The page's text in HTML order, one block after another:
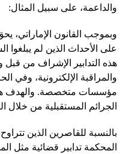
والداعمة، على سبيل المثال:
وبموجب القانون الإماراتي،
على الأحداث الذين لم يبلغوا
هذه التدابير الإشراف من قبل
والمراقبة الإلكترونية، وفي
مؤسسات متخصصة. والهدف هو
الجرائم المستقبلية من خلال
المحكمة تدابير قضائية مثل